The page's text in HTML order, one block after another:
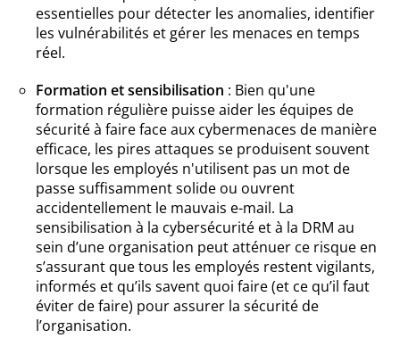
essentielles pour détecter les anomalies, identifier
les vulnérabilités et gérer les menaces en temps
réel.
Formation et sensibilisation : Bien qu'une
formation régulière puisse aider les équipes de
sécurité à faire face aux cybermenaces de manière
efficace, les pires attaques se produisent souvent
lorsque les employés n'utilisent pas un mot de
passe suffisamment solide ou ouvrent
accidentellement le mauvais e-mail. La
sensibilisation à la cybersécurité et à la DRM au
sein d’une organisation peut atténuer ce risque en
s’assurant que tous les employés restent vigilants,
informés et qu’ils savent quoi faire (et ce qu’il faut
éviter de faire) pour assurer la sécurité de
l’organisation.